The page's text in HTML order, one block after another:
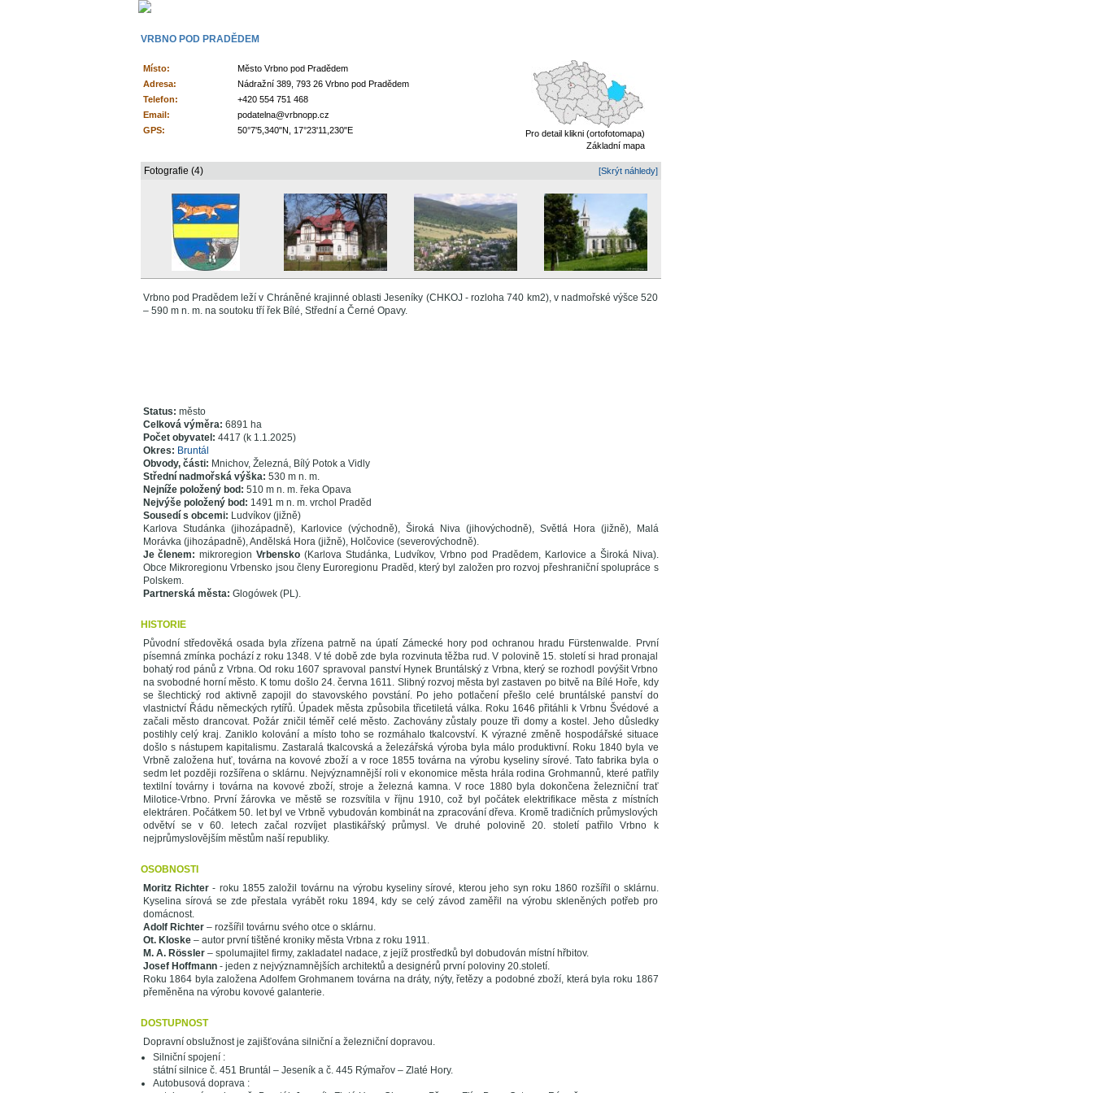
VRBNO POD PRADĚDEM
Místo:
Město Vrbno pod Pradědem
Adresa:
Nádražní 389, 793 26 Vrbno pod Pradědem
Telefon:
+420 554 751 468
Email:
podatelna@vrbnopp.cz
GPS:
50°7'5,340"N, 17°23'11,230"E
Pro detail klikni (ortofotomapa)
Základní mapa
Fotografie (4) [Skrýt náhledy]
Vrbno pod Pradědem leží v Chráněné krajinné oblasti Jeseníky (CHKOJ - rozloha 740 km2), v nadmořské výšce 520
– 590 m n. m. na soutoku tří řek Bílé, Střední a Černé Opavy.
Status: město
Celková výměra: 6891 ha
Počet obyvatel: 4417 (k 1.1.2025)
Okres: Bruntál
Obvody, části: Mnichov, Železná, Bílý Potok a Vidly
Střední nadmořská výška: 530 m n. m.
Nejníže položený bod: 510 m n. m. řeka Opava
Nejvýše položený bod: 1491 m n. m. vrchol Praděd
Sousedí s obcemi: Ludvíkov (jižně)
Karlova Studánka (jihozápadně), Karlovice (východně), Široká Niva (jihovýchodně), Světlá Hora (jižně), Malá
Morávka (jihozápadně), Andělská Hora (jižně), Holčovice (severovýchodně).
Je členem:mikroregion Vrbensko (Karlova Studánka, Ludvíkov, Vrbno pod Pradědem, Karlovice a Široká Niva).
Obce Mikroregionu Vrbensko jsou členy Euroregionu Praděd, který byl založen pro rozvoj přeshraniční spolupráce s
Polskem.
Partnerská města: Glogówek (PL).
HISTORIE
Původní středověká osada byla zřízena patrně na úpatí Zámecké hory pod ochranou hradu Fürstenwalde. První
písemná zmínka pochází z roku 1348. V té době zde byla rozvinuta těžba rud. V polovině 15. století si hrad pronajal
bohatý rod pánů z Vrbna. Od roku 1607 spravoval panství Hynek Bruntálský z Vrbna, který se rozhodl povýšit Vrbno
na svobodné horní město. K tomu došlo 24. června 1611. Slibný rozvoj města byl zastaven po bitvě na Bílé Hoře, kdy
se šlechtický rod aktivně zapojil do stavovského povstání. Po jeho potlačení přešlo celé bruntálské panství do
vlastnictví Řádu německých rytířů. Úpadek města způsobila třicetiletá válka. Roku 1646 přitáhli k Vrbnu Švédové a
začali město drancovat. Požár zničil téměř celé město. Zachovány zůstaly pouze tři domy a kostel. Jeho důsledky
postihly celý kraj. Zaniklo kolování a místo toho se rozmáhalo tkalcovství. K výrazné změně hospodářské situace
došlo s nástupem kapitalismu. Zastaralá tkalcovská a železářská výroba byla málo produktivní. Roku 1840 byla ve
Vrbně založena huť, továrna na kovové zboží a v roce 1855 továrna na výrobu kyseliny sírové. Tato fabrika byla o
sedm let později rozšířena o sklárnu. Nejvýznamnější roli v ekonomice města hrála rodina Grohmannů, které patřily
textilní továrny i továrna na kovové zboží, stroje a železná kamna. V roce 1880 byla dokončena železniční trať
Milotice-Vrbno. První žárovka ve městě se rozsvítila v říjnu 1910, což byl počátek elektrifikace města z místních
elektráren. Počátkem 50. let byl ve Vrbně vybudován kombinát na zpracování dřeva. Kromě tradičních průmyslových
odvětví se v 60. letech začal rozvíjet plastikářský průmysl. Ve druhé polovině 20. století patřilo Vrbno k
nejprůmyslovějším městům naší republiky.
OSOBNOSTI
Moritz Richter- roku 1855 založil továrnu na výrobu kyseliny sírové, kterou jeho syn roku 1860 rozšířil o sklárnu.
Kyselina sírová se zde přestala vyrábět roku 1894, kdy se celý závod zaměřil na výrobu skleněných potřeb pro
domácnost.
Adolf Richter– rozšířil továrnu svého otce o sklárnu.
Ot. Kloske– autor první tištěné kroniky města Vrbna z roku 1911.
M. A. Rössler– spolumajitel firmy, zakladatel nadace, z jejíž prostředků byl dobudován místní hřbitov.
Josef Hoffmann- jeden z nejvýznamnějších architektů a designérů první poloviny 20.století.
Roku 1864 byla založena Adolfem Grohmanem továrna na dráty, nýty, řetězy a podobné zboží, která byla roku 1867
přeměněna na výrobu kovové galanterie.
DOSTUPNOST
Dopravní obslužnost je zajišťována silniční a železniční dopravou.
Silniční spojení :
státní silnice č. 451 Bruntál – Jeseník a č. 445 Rýmařov – Zlaté Hory.
Autobusová doprava :